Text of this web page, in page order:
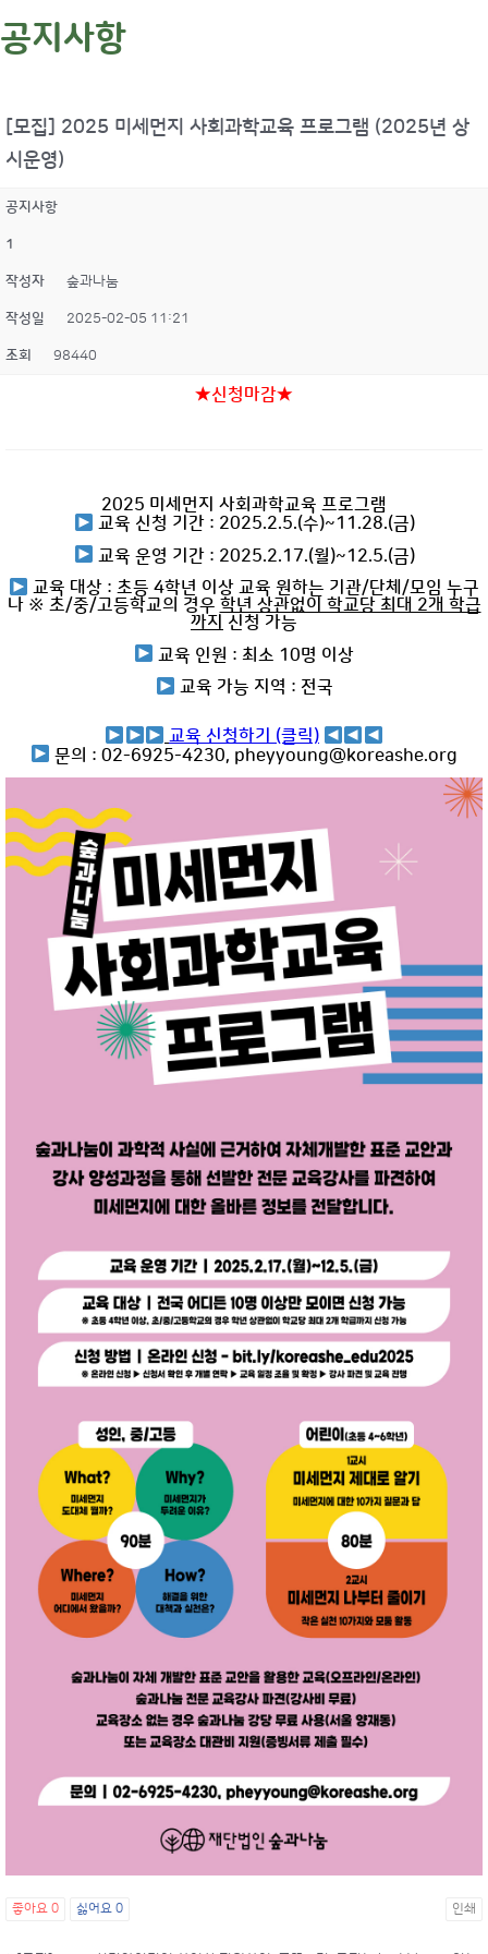
공지사항
[모집] 2025 미세먼지 사회과학교육 프로그램 (2025년 상
시운영)
공지사항
1
작성자 숲과나눔
작성일 2025-02-05 11:21
조회 98440
★신청마감★
2025 미세먼지 사회과학교육 프로그램
교육 신청 기간 : 2025.2.5.(수)~11.28.(금)
교육 운영 기간 : 2025.2.17.(월)~12.5.(금)
교육 대상 : 초등 4학년 이상 교육 원하는 기관/단체/모임 누구
나 ※ 초/중/고등학교의 경우 학년 상관없이 학교당 최대 2개 학급
까지 신청 가능
교육 인원 : 최소 10명 이상
교육 가능 지역 : 전국
교육 신청하기 (클릭)
문의 : 02-6925-4230, pheyyoung@koreashe.org
좋아요 0 싫어요 0 인쇄